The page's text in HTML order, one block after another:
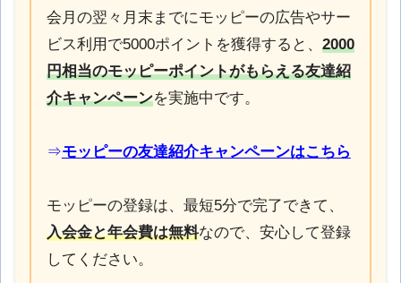
会月の翌々月末までにモッピーの広告やサー
ビス利用で5000ポイントを獲得すると、 2000
円相当のモッピーポイントがもらえる友達紹
介キャンペーンを実施中です。
⇒モッピーの友達紹介キャンペーンはこちら
モッピーの登録は、最短5分で完了できて、
入会金と年会費は無料なので、安心して登録
してください。